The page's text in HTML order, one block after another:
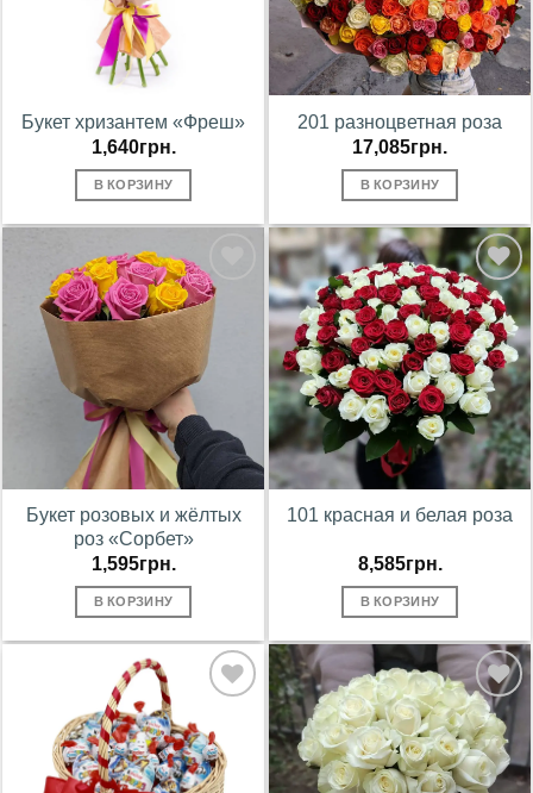
Букет хризантем «Фреш»
1,640грн.
В КОРЗИНУ
201 разноцветная роза
17,085грн.
В КОРЗИНУ
В
избранное
Букет розовых и жёлтых
роз «Сорбет»
1,595грн.
В КОРЗИНУ
В
избранное
101 красная и белая роза
8,585грн.
В КОРЗИНУ
избранное
В
избранное